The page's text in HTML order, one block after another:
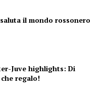
il mondo rossonero
Juve highlights: Di
regalo!